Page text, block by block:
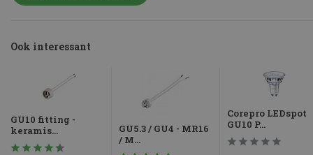
Ook interessant
GU10 fitting -
keramis...
GU5.3 / GU4 - MR16
/ M...
Corepro LEDspot
GU10 P...